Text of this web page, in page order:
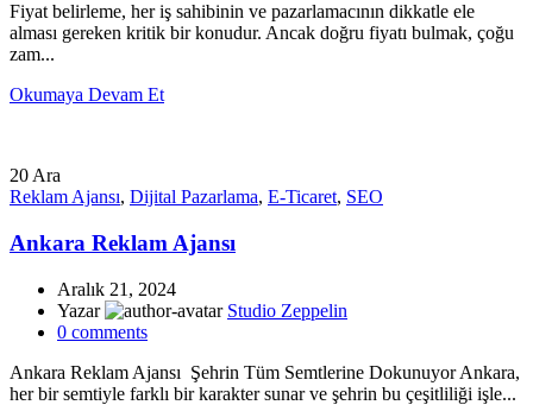
Fiyat belirleme, her iş sahibinin ve pazarlamacının dikkatle ele
alması gereken kritik bir konudur. Ancak doğru fiyatı bulmak, çoğu
zam...
Okumaya Devam Et
20 Ara
Reklam Ajansı, Dijital Pazarlama, E-Ticaret, SEO
Ankara Reklam Ajansı
Aralık 21, 2024
Yazar
Studio Zeppelin
0 comments
Ankara Reklam Ajansı Şehrin Tüm Semtlerine Dokunuyor Ankara,
her bir semtiyle farklı bir karakter sunar ve şehrin bu çeşitliliği işle...